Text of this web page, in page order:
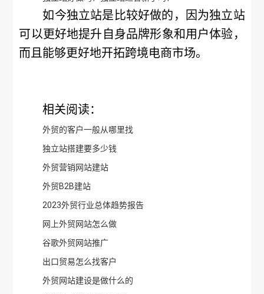
如今独立站是比较好做的，因为独立站
可以更好地提升自身品牌形象和用户体验，
而且能够更好地开拓跨境电商市场。
相关阅读：
外贸的客户一般从哪里找
独立站搭建要多少钱
外贸营销网站建站
外贸B2B建站
2023外贸行业总体趋势报告
网上外贸网站怎么做
谷歌外贸网站推广
出口贸易怎么找客户
外贸网站建设是做什么的